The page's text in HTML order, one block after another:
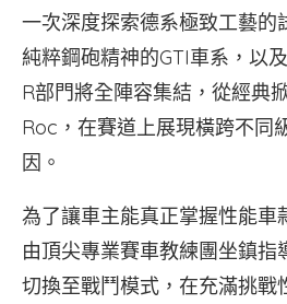
一次深度探索德系極致工藝的
純粹鋼砲精神的GTI車系，以
R部門將全陣容集結，從經典
Roc，在賽道上展現橫跨不同
因。
為了讓車主能真正掌握性能車
由頂尖專業賽車教練團坐鎮指
切換至戰鬥模式，在充滿挑戰